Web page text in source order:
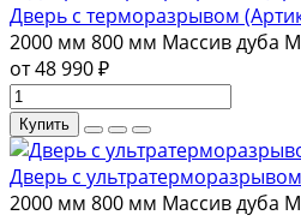
Дверь с терморазрывом
2000 мм 800 мм Массив дуба
от 48 990 ₽
Купить
Дверь с
2000 мм 800 мм Массив дуба